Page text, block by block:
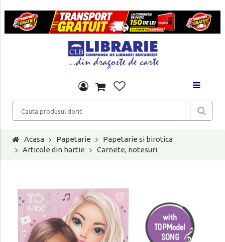
Acasa Papetarie
Papetarie si birotica
Articole din hartie
Carnete, notesuri